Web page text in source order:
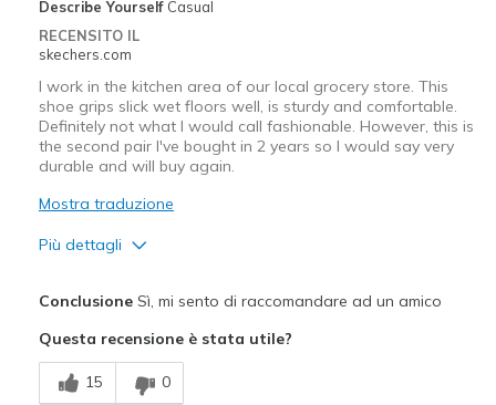
Sizing
Feels true to size
Describe Yourself Casual
RECENSITO IL
skechers.com
I work in the kitchen area of our local grocery store. This
shoe grips slick wet floors well, is sturdy and comfortable.
Definitely not what I would call fashionable. However, this is
the second pair I've bought in 2 years so I would say very
durable and will buy again.
Mostra traduzione
Più dettagli
Width
Feels true to width
Sizing
ConclusioneSì, mi sento di raccomandare ad un amico
Questa recensione è stata utile?
15 0